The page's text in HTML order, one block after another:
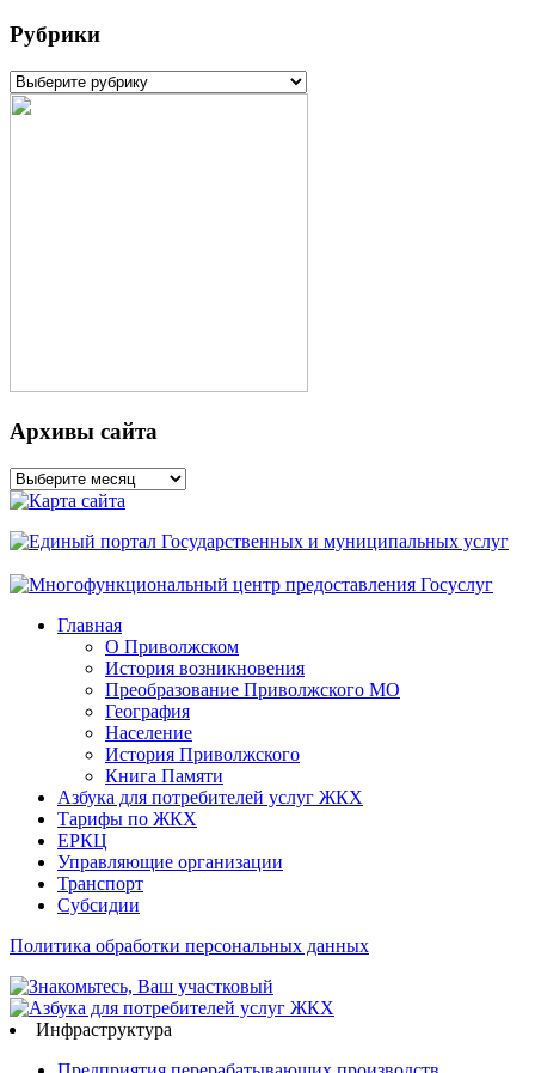
Рубрики
Рубрики
Архивы сайта
Архивы
сайта
Главная
О Приволжском
История возникновения
Преобразование Приволжского МО
География
Население
История Приволжского
Книга Памяти
Азбука для потребителей услуг ЖКХ
Тарифы по ЖКХ
ЕРКЦ
Управляющие организации
Транспорт
Субсидии
Политика обработки персональных данных
Инфраструктура